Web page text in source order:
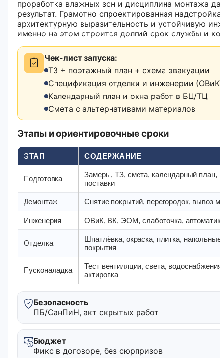
проработка влажных зон и дисциплина монтажа
результат. Грамотно спроектированная
архитектурную выразительность и устойчивую
именно на этом строится долгий срок службы и
Чек-лист запуска:
ТЗ + поэтажный план + схема эвакуации
Спецификация отделки и инженерии
Календарный план и окна работ в БЦ/ТЦ
Смета с альтернативами материалов
Этапы и ориентировочные сроки
ЭТАП СОДЕРЖАНИЕ
Подготовка
Замеры, ТЗ, смета, календарный план,
поставки
Демонтаж Снятие покрытий, перегородок, вывоз
Инженерия ОВиК, ВК, ЭОМ, слаботочка,
Отделка
Шпатлёвка, окраска, плитка,
покрытия
Пусконаладка
Тест вентиляции, света,
актировка
Безопасность
ПБ/СанПиН, акт скрытых работ
Бюджет
Фикс в договоре, без сюрпризов